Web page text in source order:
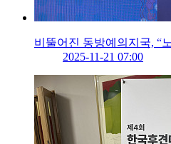
비뚤어진 동방예의지국, “
2025-11-21 07:00